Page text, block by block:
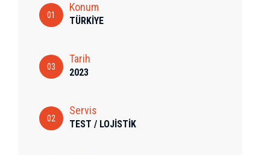
01
Konum
TÜRKİYE
03
Tarih
2023
02
Servis
TEST / LOJİSTİK